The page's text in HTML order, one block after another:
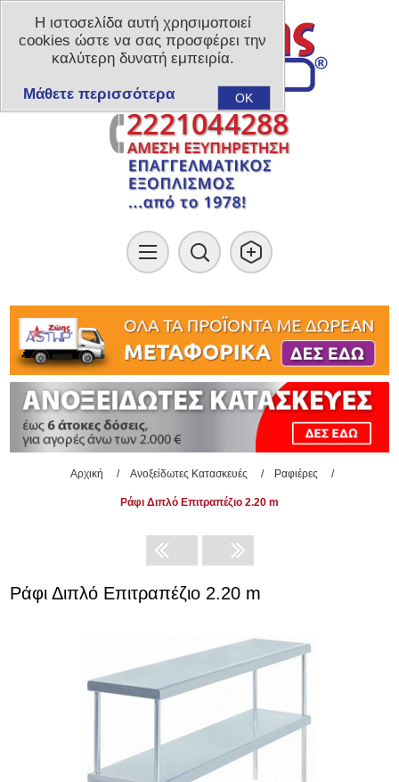
Αρχική / Ανοξείδωτες Κατασκευές / Ραφιέρες /
Ράφι Διπλό Επιτραπέζιο 2.20 m
Ράφι Διπλό Επιτραπέζιο 2.20 m
Η ιστοσελίδα αυτή χρησιμοποιεί
cookies ώστε να σας προσφέρει την
καλύτερη δυνατή εμπειρία.
OK
Μάθετε περισσότερα